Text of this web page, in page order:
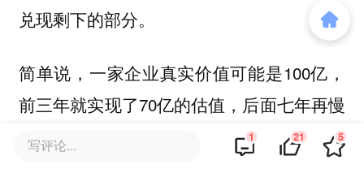
兑现剩下的部分。
简单说，一家企业真实价值可能是100亿，
前三年就实现了70亿的估值，后面七年再慢
慢迭代耕耘通过后续增长填平估值。
写评论... 1 21 5